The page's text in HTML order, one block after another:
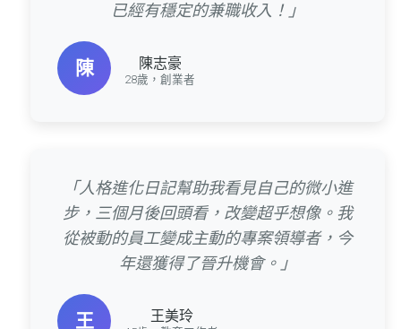
已經有穩定的兼職收入！」
陳 陳志豪
28歲，創業者
「人格進化日記幫助我看見自己的微小進
步，三個月後回頭看，改變超乎想像。我
從被動的員工變成主動的專案領導者，今
年還獲得了晉升機會。」
王 王美玲